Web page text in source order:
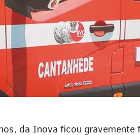
da Inova ficou